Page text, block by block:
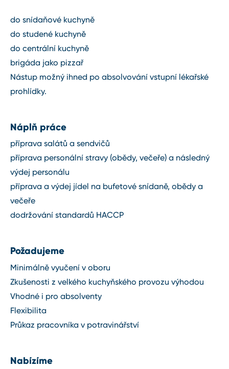
do snídaňové kuchyně
do studené kuchyně
do centrální kuchyně
brigáda jako pizzař
Nástup možný ihned po absolvování vstupní lékařské
prohlídky.
Náplň práce
příprava salátů a sendvičů
příprava personální stravy (obědy, večeře) a následný
výdej personálu
příprava a výdej jídel na bufetové snídaně, obědy a
večeře
dodržování standardů HACCP
Požadujeme
Minimálně vyučení v oboru
Zkušenosti z velkého kuchyňského provozu výhodou
Vhodné i pro absolventy
Flexibilita
Průkaz pracovníka v potravinářství
Nabízíme